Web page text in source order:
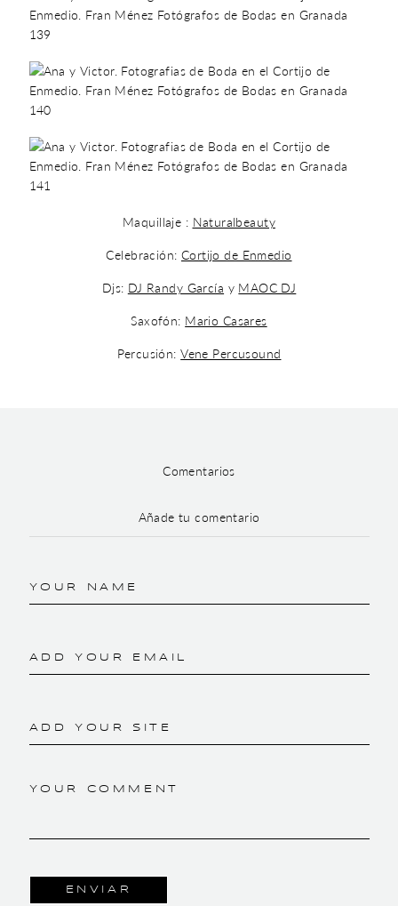
Maquillaje : Naturalbeauty
Celebración: Cortijo de Enmedio
Djs: DJ Randy García y MAOC DJ
Saxofón: Mario Casares
Percusión:Vene Percusound
Comentarios
Añade tu comentario
YOUR NAME
ADD YOUR EMAIL
ADD YOUR SITE
YOUR COMMENT